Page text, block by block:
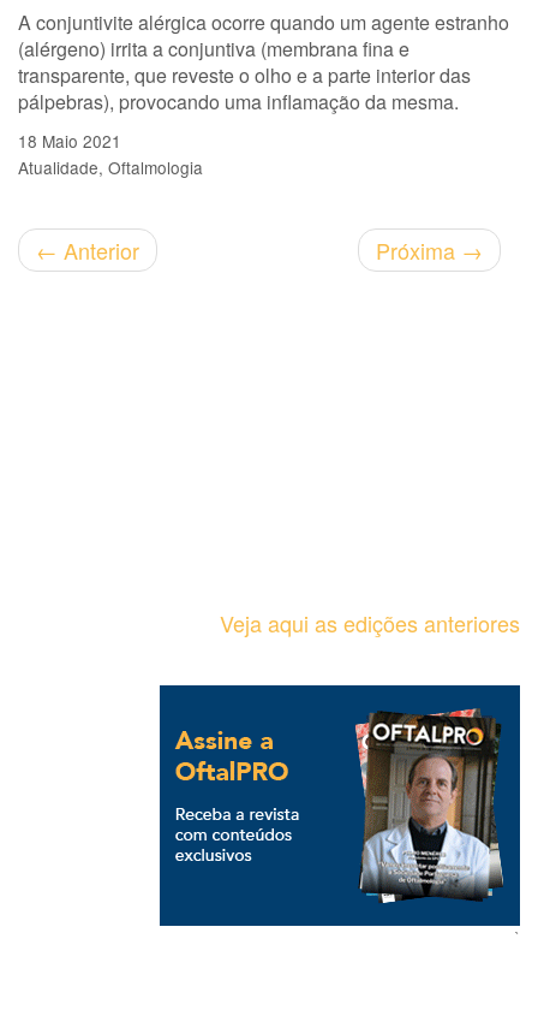
A conjuntivite alérgica ocorre quando um agente estranho
(alérgeno) irrita a conjuntiva (membrana fina e
transparente, que reveste o olho e a parte interior das
pálpebras), provocando uma inflamação da mesma.
18 Maio 2021
Atualidade Oftalmologia
← Anterior Próxima →
Veja aqui as edições anteriores
`